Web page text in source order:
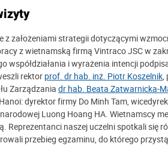
z założeniami strategii dotyczącymi
z wietnamską firmą Vintraco JSC w
współdziałania i wyrażenia intencji
rektor prof. dr hab. inż. Piotr Koszelnik,
Zarządzania dr hab. Beata Zatwarnicka-
dyrektor firmy Do Minh Tam,
Luong Hoang HA. Wietnamscy
Reprezentanci naszej uczelni spotkali się
przebieg egzaminu, do którego